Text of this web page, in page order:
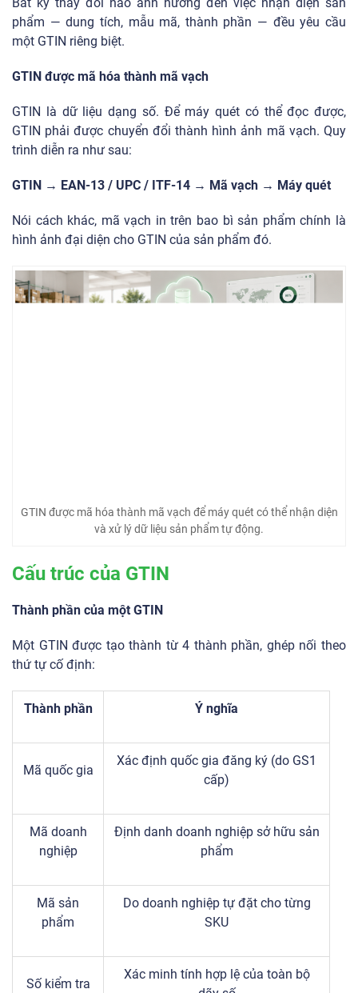
Bất kỳ thay đổi nào ảnh hưởng đến việc nhận diện sản
phẩm — dung tích, mẫu mã, thành phần — đều yêu cầu
một GTIN riêng biệt.
GTIN được mã hóa thành mã vạch
GTIN là dữ liệu dạng số. Để máy quét có thể đọc được,
GTIN phải được chuyển đổi thành hình ảnh mã vạch. Quy
trình diễn ra như sau:
GTIN → EAN-13 / UPC / ITF-14 → Mã vạch → Máy quét
Nói cách khác, mã vạch in trên bao bì sản phẩm chính là
hình ảnh đại diện cho GTIN của sản phẩm đó.
GTIN được mã hóa thành mã vạch để máy quét có thể nhận diện
và xử lý dữ liệu sản phẩm tự động.
Cấu trúc của GTIN
Thành phần của một GTIN
Một GTIN được tạo thành từ 4 thành phần, ghép nối theo
thứ tự cố định:
Thành phần Ý nghĩa
Mã quốc gia
Xác định quốc gia đăng ký (do GS1
cấp)
Mã doanh
nghiệp
Định danh doanh nghiệp sở hữu sản
phẩm
Mã sản
phẩm
Do doanh nghiệp tự đặt cho từng
SKU
Số kiểm tra
Xác minh tính hợp lệ của toàn bộ